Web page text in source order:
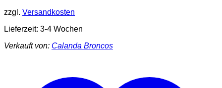
zzgl. Versandkosten
Lieferzeit: 3-4 Wochen
Verkauft von: Calanda Broncos